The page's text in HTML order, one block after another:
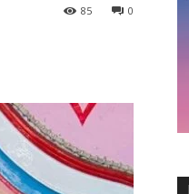
0
85